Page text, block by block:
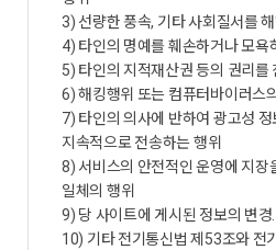
3) 선량한 풍속, 기타 사회질서를
4) 타인의 명예를 훼손하거나 모욕
5) 타인의 지적재산권 등의 권리를
6) 해킹행위 또는 컴퓨터바이러스
7) 타인의 의사에 반하여 광고성
지속적으로 전송하는 행위
8) 서비스의 안전적인 운영에 지장
일체의 행위
9) 당 사이트에 게시된 정보의 변경.
10) 기타 전기통신법 제53조와 전